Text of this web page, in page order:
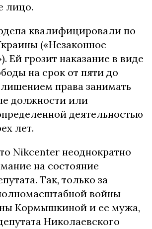
лицо.
квалифицировали по
(«Незаконное
Ей грозит наказание в виде
на срок от пяти до
права занимать
должности или
деятельностью
лет.
Nikcenter неоднократно
на состояние
Так, только за
войны
Кормышкиной и ее мужа,
Николаевского